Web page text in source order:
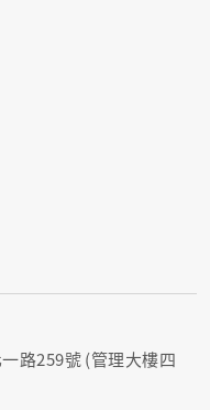
路259號 (管理大樓四